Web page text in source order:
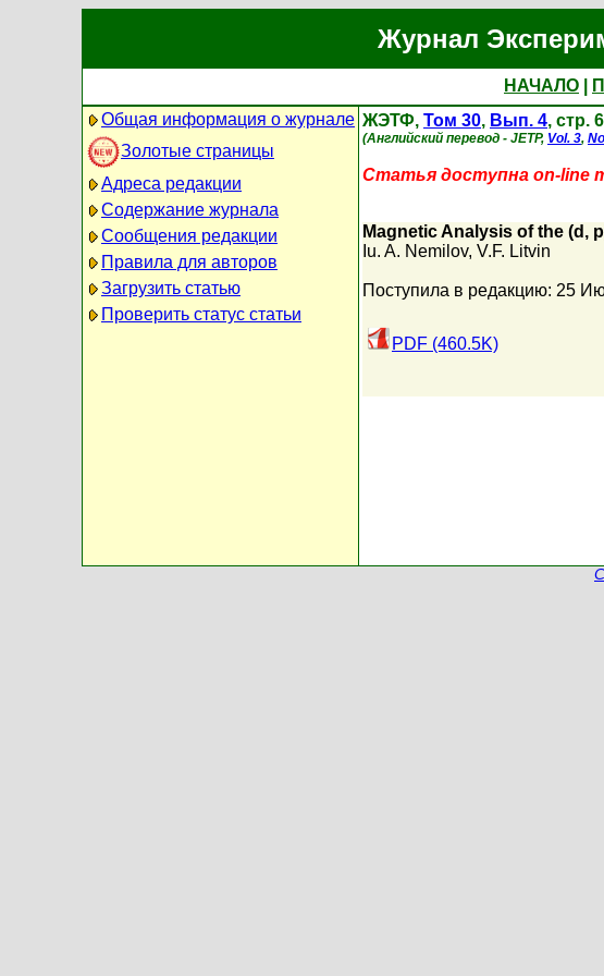
Журнал
НАЧАЛО
Общая информация о журнале
Золотые страницы
Адреса редакции
Содержание журнала
Сообщения редакции
Правила для авторов
Загрузить статью
Проверить статус статьи
ЖЭТФ, Том 30, Вып. 4, стр.
(Английский перевод - JETP, Vol. 3,
Статья доступна on-line
Magnetic Analysis of the (d,
Iu. A. Nemilov, V.F. Litvin
Поступила в редакцию: 25
PDF (460.5K)